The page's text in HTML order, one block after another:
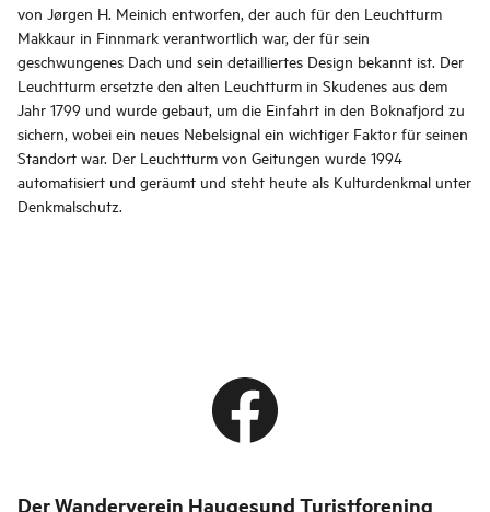
von Jørgen H. Meinich entworfen, der auch für den Leuchtturm
Makkaur in Finnmark verantwortlich war, der für sein
geschwungenes Dach und sein detailliertes Design bekannt ist. Der
Leuchtturm ersetzte den alten Leuchtturm in Skudenes aus dem
Jahr 1799 und wurde gebaut, um die Einfahrt in den Boknafjord zu
sichern, wobei ein neues Nebelsignal ein wichtiger Faktor für seinen
Standort war. Der Leuchtturm von Geitungen wurde 1994
automatisiert und geräumt und steht heute als Kulturdenkmal unter
Denkmalschutz.
Der Wanderverein Haugesund Turistforening